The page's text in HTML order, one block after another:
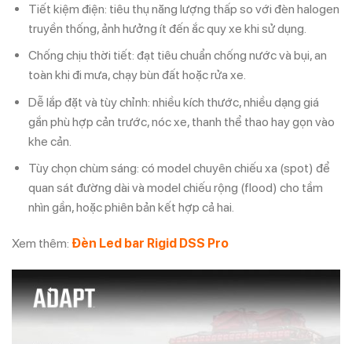
Tiết kiệm điện: tiêu thụ năng lượng thấp so với đèn halogen
truyền thống, ảnh hưởng ít đến ắc quy xe khi sử dụng.
Chống chịu thời tiết: đạt tiêu chuẩn chống nước và bụi, an
toàn khi đi mưa, chạy bùn đất hoặc rửa xe.
Dễ lắp đặt và tùy chỉnh: nhiều kích thước, nhiều dạng giá
gắn phù hợp cản trước, nóc xe, thanh thể thao hay gọn vào
khe cản.
Tùy chọn chùm sáng: có model chuyên chiếu xa (spot) để
quan sát đường dài và model chiếu rộng (flood) cho tầm
nhìn gần, hoặc phiên bản kết hợp cả hai.
Xem thêm: Đèn Led bar Rigid DSS Pro